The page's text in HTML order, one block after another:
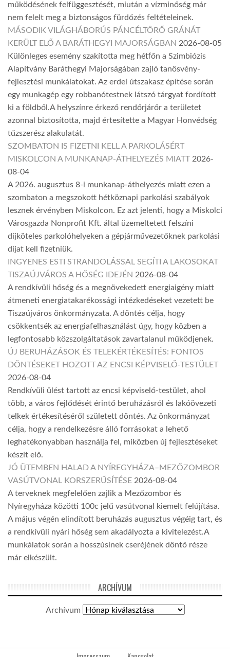
működésének felfüggesztését, miután a vízminőség már
nem felelt meg a biztonságos fürdőzés feltételeinek.
MÁSODIK VILÁGHÁBORÚS PÁNCÉLTÖRŐ GRÁNÁT
KERÜLT ELŐ A BARÁTHEGYI MAJORSÁGBAN 2026-08-05
Különleges esemény szakította meg hétfőn a Szimbiózis
Alapítvány Baráthegyi Majorságában zajló tanösvény-
fejlesztési munkálatokat. Az erdei útszakasz építése során
egy munkagép egy robbanótestnek látszó tárgyat fordított
ki a földből.A helyszínre érkező rendőrjárőr a területet
azonnal biztosította, majd értesítette a Magyar Honvédség
tűzszerész alakulatát.
SZOMBATON IS FIZETNI KELL A PARKOLÁSÉRT
MISKOLCON A MUNKANAP-ÁTHELYEZÉS MIATT 2026-
08-04
A 2026. augusztus 8-i munkanap-áthelyezés miatt ezen a
szombaton a megszokott hétköznapi parkolási szabályok
lesznek érvényben Miskolcon. Ez azt jelenti, hogy a Miskolci
Városgazda Nonprofit Kft. által üzemeltetett felszíni
díjköteles parkolóhelyeken a gépjárművezetőknek parkolási
díjat kell fizetniük.
INGYENES ESTI STRANDOLÁSSAL SEGÍTI A LAKOSOKAT
TISZAÚJVÁROS A HŐSÉG IDEJÉN 2026-08-04
A rendkívüli hőség és a megnövekedett energiaigény miatt
átmeneti energiatakarékossági intézkedéseket vezetett be
Tiszaújváros önkormányzata. A döntés célja, hogy
csökkentsék az energiafelhasználást úgy, hogy közben a
legfontosabb közszolgáltatások zavartalanul működjenek.
ÚJ BERUHÁZÁSOK ÉS TELEKÉRTÉKESÍTÉS: FONTOS
DÖNTÉSEKET HOZOTT AZ ENCSI KÉPVISELŐ-TESTÜLET
2026-08-04
Rendkívüli ülést tartott az encsi képviselő-testület, ahol
több, a város fejlődését érintő beruházásról és lakóövezeti
telkek értékesítéséről született döntés. Az önkormányzat
célja, hogy a rendelkezésre álló forrásokat a lehető
leghatékonyabban használja fel, miközben új fejlesztéseket
készít elő.
JÓ ÜTEMBEN HALAD A NYÍREGYHÁZA–MEZŐZOMBOR
VASÚTVONAL KORSZERŰSÍTÉSE 2026-08-04
A terveknek megfelelően zajlik a Mezőzombor és
Nyíregyháza közötti 100c jelű vasútvonal kiemelt felújítása.
A május végén elindított beruházás augusztus végéig tart, és
a rendkívüli nyári hőség sem akadályozta a kivitelezést.A
munkálatok során a hosszúsínek cseréjének döntő része
már elkészült.
ARCHÍVUM
Archívum